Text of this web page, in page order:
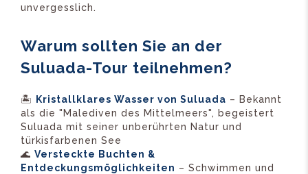
unvergesslich.
Warum sollten Sie an der
Suluada-Tour teilnehmen?
🏝️ Kristallklares Wasser von Suluada – Bekannt
als die "Malediven des Mittelmeers", begeistert
Suluada mit seiner unberührten Natur und
türkisfarbenen See
🌊 Versteckte Buchten &
Entdeckungsmöglichkeiten – Schwimmen und